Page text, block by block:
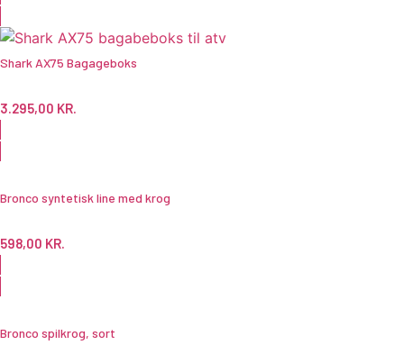
Shark AX75 Bagageboks
3.295,00 KR.
Bronco syntetisk line med krog
598,00 KR.
Bronco spilkrog, sort